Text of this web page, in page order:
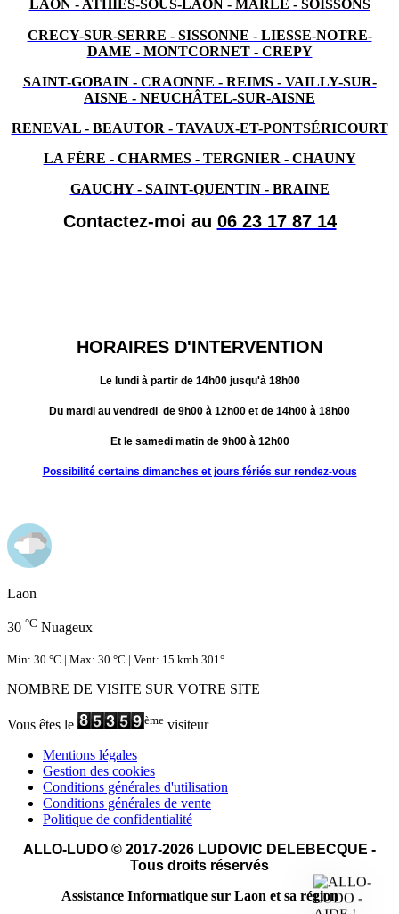
LAON - ATHIES-SOUS-LAON - MARLE - SOISSONS
CRECY-SUR-SERRE - SISSONNE - LIESSE-NOTRE-
DAME - MONTCORNET- CREPY
SAINT-GOBAIN - CRAONNE - REIMS - VAILLY-SUR-
AISNE - NEUCHÂTEL-SUR-AISNE
RENEVAL - BEAUTOR - TAVAUX-ET-PONTSÉRICOURT
LA FÈRE - CHARMES - TERGNIER - CHAUNY
GAUCHY - SAINT-QUENTIN - BRAINE
Contactez-moi au 06 23 17 87 14
HORAIRES D'INTERVENTION
Le lundi à partir de 14h00 jusqu'à 18h00
Du mardi au vendredi de 9h00 à 12h00 et de 14h00 à 18h00
Et le samedi matin de 9h00 à 12h00
Possibilité certains dimanches et jours fériés sur rendez-vous
Laon
30 °C Nuageux
Min: 30 °C | Max: 30 °C | Vent: 15 kmh 301°
NOMBRE DE VISITE SUR VOTRE SITE
Vous êtes le ème visiteur
Mentions légales
Gestion des cookies
Conditions générales d'utilisation
Conditions générales de vente
Politique de confidentialité
ALLO-LUDO © 2017-2026 LUDOVIC DELEBECQUE -
Tous droits réservés
Assistance Informatique sur Laon et sa région